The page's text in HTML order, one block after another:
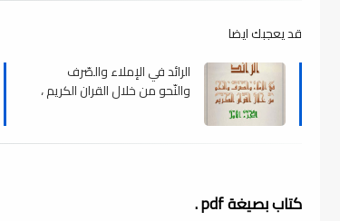
قد يعجبك ايضا
الرائد في الإملاء والصّرف
والنّحو من خلال القران الكريم ،
كتاب بصيغة pdf .